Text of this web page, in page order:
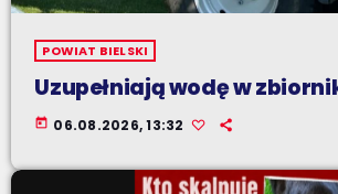
POWIAT BIELSKI
Uzupełniają wodę w
today 06.08.2026, 13:32